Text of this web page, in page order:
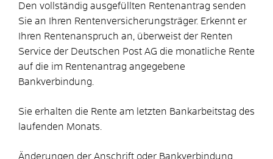
Den vollständig ausgefüllten Rentenantrag senden
Sie an Ihren Rentenversicherungsträger. Erkennt er
Ihren Rentenanspruch an, überweist der Renten
Service der Deutschen Post AG die monatliche Rente
auf die im Rentenantrag angegebene
Bankverbindung.
Sie erhalten die Rente am letzten Bankarbeitstag des
laufenden Monats.
Änderungen der Anschrift oder Bankverbindung